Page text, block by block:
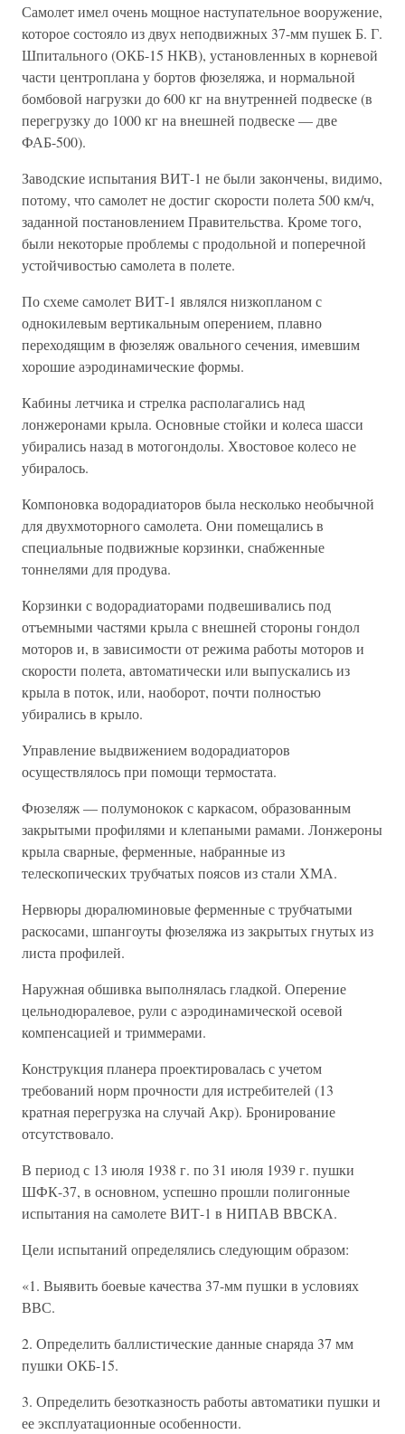
Самолет имел очень мощное наступательное вооружение,
которое состояло из двух неподвижных 37-мм пушек Б. Г.
Шпитального (ОКБ-15 НКВ), установленных в корневой
части центроплана у бортов фюзеляжа, и нормальной
бомбовой нагрузки до 600 кг на внутренней подвеске (в
перегрузку до 1000 кг на внешней подвеске — две
ФАБ-500).
Заводские испытания ВИТ-1 не были закончены, видимо,
потому, что самолет не достиг скорости полета 500 км/ч,
заданной постановлением Правительства. Кроме того,
были некоторые проблемы с продольной и поперечной
устойчивостью самолета в полете.
По схеме самолет ВИТ-1 являлся низкопланом с
однокилевым вертикальным оперением, плавно
переходящим в фюзеляж овального сечения, имевшим
хорошие аэродинамические формы.
Кабины летчика и стрелка располагались над
лонжеронами крыла. Основные стойки и колеса шасси
убирались назад в мотогондолы. Хвостовое колесо не
убиралось.
Компоновка водорадиаторов была несколько необычной
для двухмоторного самолета. Они помещались в
специальные подвижные корзинки, снабженные
тоннелями для продува.
Корзинки с водорадиаторами подвешивались под
отъемными частями крыла с внешней стороны гондол
моторов и, в зависимости от режима работы моторов и
скорости полета, автоматически или выпускались из
крыла в поток, или, наоборот, почти полностью
убирались в крыло.
Управление выдвижением водорадиаторов
осуществлялось при помощи термостата.
Фюзеляж — полумонокок с каркасом, образованным
закрытыми профилями и клепаными рамами. Лонжероны
крыла сварные, ферменные, набранные из
телескопических трубчатых поясов из стали ХМА.
Нервюры дюралюминовые ферменные с трубчатыми
раскосами, шпангоуты фюзеляжа из закрытых гнутых из
листа профилей.
Наружная обшивка выполнялась гладкой. Оперение
цельнодюралевое, рули с аэродинамической осевой
компенсацией и триммерами.
Конструкция планера проектировалась с учетом
требований норм прочности для истребителей (13
кратная перегрузка на случай Акр). Бронирование
отсутствовало.
В период с 13 июля 1938 г. по 31 июля 1939 г. пушки
ШФК-37, в основном, успешно прошли полигонные
испытания на самолете ВИТ-1 в НИПАВ ВВСКА.
Цели испытаний определялись следующим образом:
«1. Выявить боевые качества 37-мм пушки в условиях
ВВС.
2. Определить баллистические данные снаряда 37 мм
пушки ОКБ-15.
3. Определить безотказность работы автоматики пушки и
ее эксплуатационные особенности.